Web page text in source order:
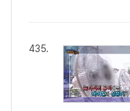
435.